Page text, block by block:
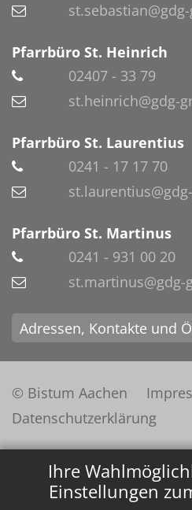
Ihre
Einstellungen
Pfarrbüro St. Heinrich
02407 - 33 79
st.heinrich@gdg-
Pfarrbüro St. Laurentius
0241 - 17 17 70
Pfarrbüro St. Martinus
0241 - 931 00 20
st.martinus@gdg-
Adressen, Kontakte und
© Bistum Aachen
Datenschutzerklärung